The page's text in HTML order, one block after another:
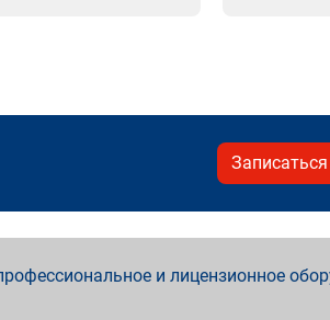
Записаться
и лицензионное